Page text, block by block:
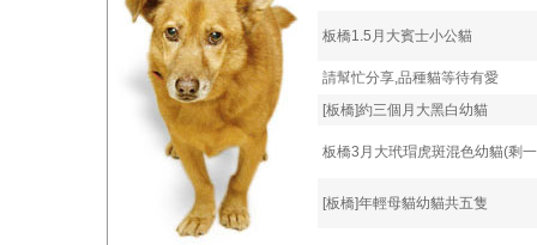
板橋1.5月大賓士小公貓
請幫忙分享,品種貓等待有愛
[板橋]約三個月大黑白幼貓
板橋3月大玳瑁虎斑混色幼貓(剩
[板橋]年輕母貓幼貓共五隻